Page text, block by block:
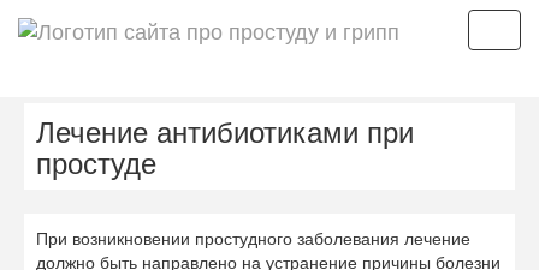
Лечение антибиотиками при
простуде
При возникновении простудного заболевания лечение
должно быть направлено на устранение причины болезни